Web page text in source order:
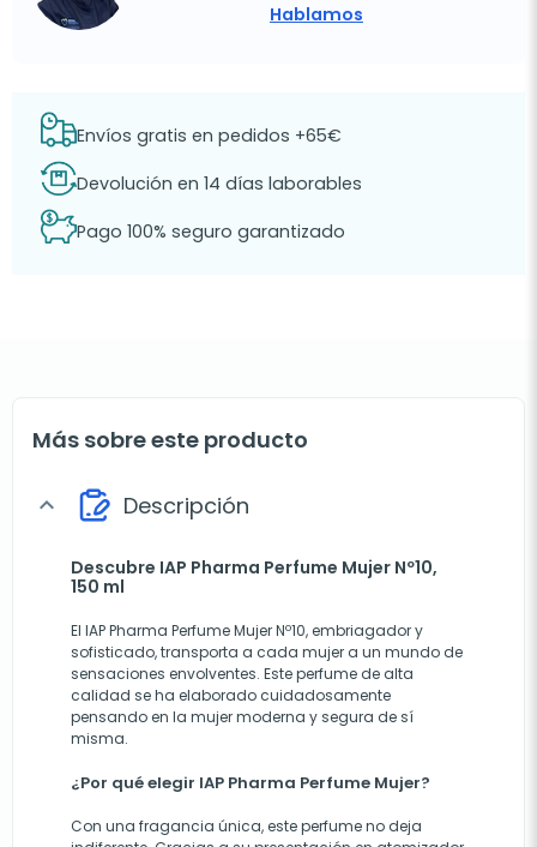
Hablamos
Envíos gratis en pedidos +65€
Devolución en 14 días laborables
Pago 100% seguro garantizado
Más sobre este producto
expand_more Descripción
Descubre IAP Pharma Perfume Mujer Nº10,
150 ml
El IAP Pharma Perfume Mujer Nº10, embriagador y
sofisticado, transporta a cada mujer a un mundo de
sensaciones envolventes. Este perfume de alta
calidad se ha elaborado cuidadosamente
pensando en la mujer moderna y segura de sí
misma.
¿Por qué elegir IAP Pharma Perfume Mujer?
Con una fragancia única, este perfume no deja